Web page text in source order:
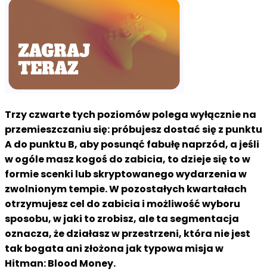
Trzy czwarte tych poziomów polega wyłącznie na
przemieszczaniu się: próbujesz dostać się z punktu
A do punktu B, aby posunąć fabułę naprzód, a jeśli
w ogóle masz kogoś do zabicia, to dzieje się to w
formie scenki lub skryptowanego wydarzenia w
zwolnionym tempie. W pozostałych kwartałach
otrzymujesz cel do zabicia i możliwość wyboru
sposobu, w jaki to zrobisz, ale ta segmentacja
oznacza, że działasz w przestrzeni, która nie jest
tak bogata ani złożona jak typowa misja w
Hitman: Blood Money.